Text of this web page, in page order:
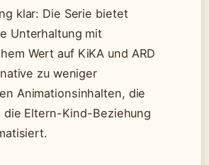
klar: Die Serie bietet
Unterhaltung mit
Wert auf KiKA und ARD
zu weniger
Animationsinhalten, die
Eltern-Kind-Beziehung